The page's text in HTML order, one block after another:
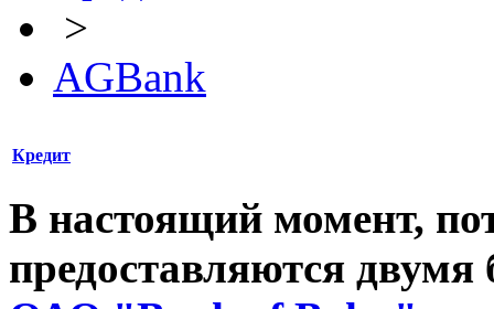
>
AGBank
Кредит
В настоящий момент,
предоставляются